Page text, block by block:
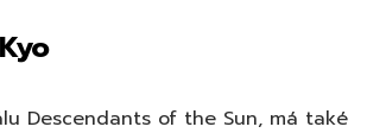
Descendants of the Sun, má také